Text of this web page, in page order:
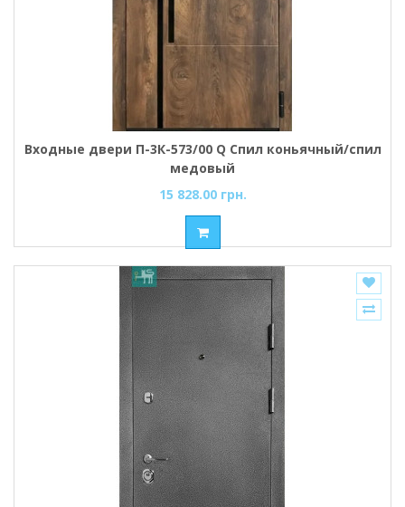
Входные двери П-3К-573/00 Q Спил коньячный/спил
медовый
15 828.00 грн.